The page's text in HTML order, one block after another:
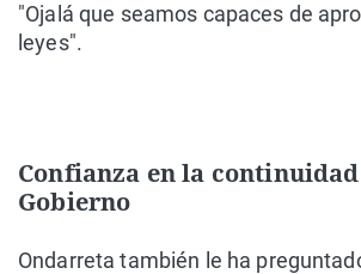
"Ojalá que seamos capaces de
leyes".
Confianza en la
Gobierno
Ondarreta también le ha